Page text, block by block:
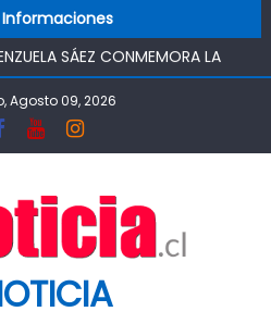
SÁEZ CONMEMORA LA
MATERNA
DE VIDA SALUDABLE
PERMITIRÁ LA
DEL SSR CALIFORNIA Y
DE AGUA POTABLE DE LA
REALIZA GIRA POR CINCO
AGRÍCOLA
Agosto 09, 2026